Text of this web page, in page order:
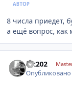
АВТОР
8 числа приедет,
а ещё вопрос, как
lex202